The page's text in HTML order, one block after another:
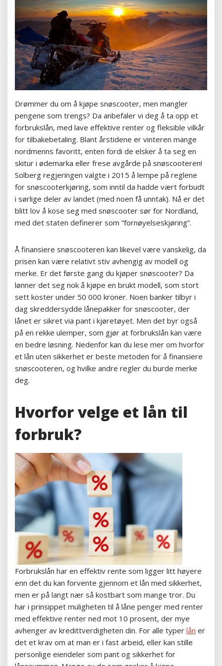
Drømmer du om å kjøpe snøscooter, men mangler
pengene som trengs? Da anbefaler vi deg å ta opp et
forbrukslån, med lave effektive renter og fleksible vilkår
for tilbakebetaling. Blant årstidene er vinteren mange
nordmenns favoritt, enten fordi de elsker å ta seg en
skitur i ødemarka eller frese avgårde på snøscooteren!
Solberg regjeringen valgte i 2015 å lempe på reglene
for snøscooterkjøring, som inntil da hadde vært forbudt
i sørlige deler av landet (med noen få unntak). Nå er det
blitt lov å kose seg med snøscooter sør for Nordland,
med det staten definerer som “fornøyelseskjøring”.
Å finansiere snøscooteren kan likevel være vanskelig, da
prisen kan være relativt stiv avhengig av modell og
merke. Er det første gang du kjøper snøscooter? Da
lønner det seg nok å kjøpe en brukt modell, som stort
sett koster under 50 000 kroner. Noen banker tilbyr i
dag skreddersydde lånepakker for snøscooter, der
lånet er sikret via pant i kjøretøyet. Men det byr også
på en rekke ulemper, som gjør at forbrukslån kan være
en bedre løsning. Nedenfor kan du lese mer om hvorfor
et lån uten sikkerhet er beste metoden for å finansiere
snøscooteren, og hvilke andre regler du burde merke
deg.
Hvorfor velge et lån til
forbruk?
Forbrukslån har en effektiv rente som ligger litt høyere
enn det du kan forvente gjennom et lån med sikkerhet,
men er på langt nær så kostbart som mange tror. Du
har i prinsippet muligheten til å låne penger med renter
med effektive renter ned mot 10 prosent, der mye
avhenger av kredittverdigheten din. For alle typer lån er
det et krav om at man er i fast arbeid, eller kan stille
personlige eiendeler som pant og sikkerhet for